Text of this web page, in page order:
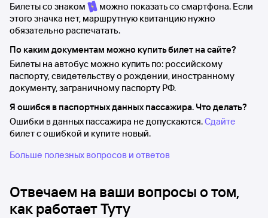
Билеты со знаком
можно показать со смартфона. Если
этого значка нет, маршрутную квитанцию нужно
обязательно распечатать.
По каким документам можно купить билет на сайте?
Билеты на автобус можно купить по: российскому
паспорту, свидетельству о рождении, иностранному
документу, заграничному паспорту РФ.
Я ошибся в паспортных данных пассажира. Что делать?
Ошибки в данных пассажира не допускаются.Сдайте
билет с ошибкой и купите новый.
Больше полезных вопросов и ответов
Отвечаем на ваши вопросы о том,
как работает Туту